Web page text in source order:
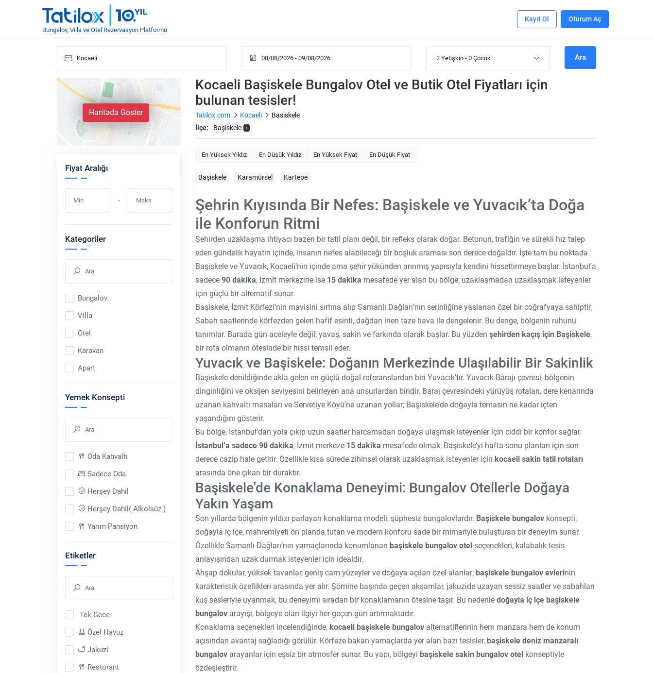
Bungalov, Villa ve Otel Rezervasyon Platformu
Kayıt Ol Oturum Aç
2 Yetişkin - 0 Çocuk Ara
Haritada Göster
Fiyat Aralığı
-
Kategoriler
Bungalov
Villa
Otel
Karavan
Apart
Yemek Konsepti
Oda Kahvaltı
Sadece Oda
Herşey Dahil
Herşey Dahil( Alkolsüz )
Yarım Pansiyon
Sadece Araç
Tam Pansiyon
Tam Pansiyon Plus
Etiketler
Tek Gece
Özel Havuz
Jakuzi
Restorant
Kocaeli Başiskele Bungalov Otel ve Butik Otel Fiyatları için
bulunan tesisler!
Tatilox.com Kocaeli
Basiskele
İlçe:
Başiskele x
En Yüksek Yıldız En Düşük Yıldız En Yüksek Fiyat En Düşük Fiyat
Başiskele Karamürsel Kartepe
Şehrin Kıyısında Bir Nefes: Başiskele ve Yuvacık’ta Doğa
ile Konforun Ritmi
Şehirden uzaklaşma ihtiyacı bazen bir tatil planı değil, bir refleks olarak doğar. Betonun, trafiğin ve sürekli hız talep
eden gündelik hayatın içinde, insanın nefes alabileceği bir boşluk araması son derece doğaldır. İşte tam bu noktada
Başiskele ve Yuvacık, Kocaeli’nin içinde ama şehir yükünden arınmış yapısıyla kendini hissettirmeye başlar. İstanbul’a
sadece 90 dakika, İzmit merkezine ise 15 dakika mesafede yer alan bu bölge; uzaklaşmadan uzaklaşmak isteyenler
için güçlü bir alternatif sunar.
Başiskele, İzmit Körfezi’nin mavisini sırtına alıp Samanlı Dağları’nın serinliğine yaslanan özel bir coğrafyaya sahiptir.
Sabah saatlerinde körfezden gelen hafif esinti, dağdan inen taze hava ile dengelenir. Bu denge, bölgenin ruhunu
tanımlar. Burada gün aceleyle değil; yavaş, sakin ve farkında olarak başlar. Bu yüzden şehirden kaçış için Başiskele,
bir rota olmanın ötesinde bir hissi temsil eder.
Yuvacık ve Başiskele: Doğanın Merkezinde Ulaşılabilir Bir Sakinlik
Başiskele denildiğinde akla gelen en güçlü doğal referanslardan biri Yuvacık’tır. Yuvacık Barajı çevresi, bölgenin
dinginliğini ve oksijen seviyesini belirleyen ana unsurlardan biridir. Baraj çevresindeki yürüyüş rotaları, dere kenarında
uzanan kahvaltı masaları ve Servetiye Köyü’ne uzanan yollar; Başiskele’de doğayla temasın ne kadar içten
yaşandığını gösterir.
Bu bölge, İstanbul’dan yola çıkıp uzun saatler harcamadan doğaya ulaşmak isteyenler için ciddi bir konfor sağlar.
İstanbul’a sadece 90 dakika, İzmit merkeze 15 dakika mesafede olmak; Başiskele’yi hafta sonu planları için son
derece cazip hale getirir. Özellikle kısa sürede zihinsel olarak uzaklaşmak isteyenler için kocaeli sakin tatil rotaları
arasında öne çıkan bir duraktır.
Başiskele’de Konaklama Deneyimi: Bungalov Otellerle Doğaya
Yakın Yaşam
Son yıllarda bölgenin yıldızı parlayan konaklama modeli, şüphesiz bungalovlardır. Başiskele bungalov konsepti;
doğayla iç içe, mahremiyeti ön planda tutan ve modern konforu sade bir mimariyle buluşturan bir deneyim sunar.
Özellikle Samanlı Dağları’nın yamaçlarında konumlanan başiskele bungalov otel seçenekleri, kalabalık tesis
anlayışından uzak durmak isteyenler için idealdir.
Ahşap dokular, yüksek tavanlar, geniş cam yüzeyler ve doğaya açılan özel alanlar; başiskele bungalov evlerinin
karakteristik özellikleri arasında yer alır. Şömine başında geçen akşamlar, jakuzide uzayan sessiz saatler ve sabahları
kuş sesleriyle uyanmak, bu deneyimi sıradan bir konaklamanın ötesine taşır. Bu nedenle doğayla iç içe başiskele
bungalov arayışı, bölgeye olan ilgiyi her geçen gün artırmaktadır.
Konaklama seçenekleri incelendiğinde, kocaeli başiskele bungalov alternatiflerinin hem manzara hem de konum
açısından avantaj sağladığı görülür. Körfeze bakan yamaçlarda yer alan bazı tesisler, başiskele deniz manzaralı
bungalov arayanlar için eşsiz bir atmosfer sunar. Bu yapı, bölgeyi başiskele sakin bungalov otel konseptiyle
özdeşleştirir.